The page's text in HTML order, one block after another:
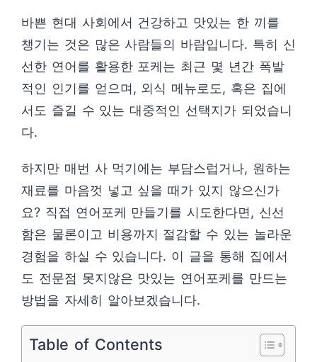
바쁜 현대 사회에서 건강하고 맛있는 한 끼를
챙기는 것은 많은 사람들의 바람입니다. 특히 신
선한 연어를 활용한 포케는 최근 몇 년간 폭발
적인 인기를 얻으며, 외식 메뉴로도, 혹은 집에
서도 즐길 수 있는 대중적인 선택지가 되었습니
다.
하지만 매번 사 먹기에는 부담스럽거나, 원하는
재료를 마음껏 넣고 싶을 때가 있지 않으신가
요? 직접 연어포케 만들기를 시도한다면, 신선
함은 물론이고 비용까지 절감할 수 있는 놀라운
경험을 하실 수 있습니다. 이 글을 통해 집에서
도 전문점 못지않은 맛있는 연어포케를 만드는
방법을 자세히 알아보겠습니다.
Table of Contents